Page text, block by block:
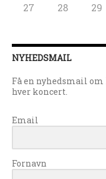
27 28 29
NYHEDSMAIL
Få en nyhedsmail
hver koncert.
Email
Fornavn